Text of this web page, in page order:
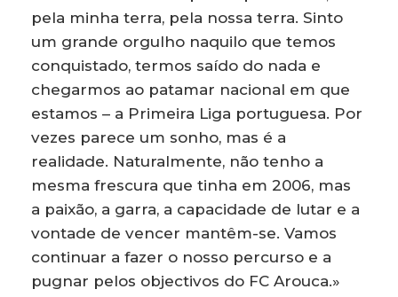
pela minha terra, pela nossa terra. Sinto
um grande orgulho naquilo que temos
conquistado, termos saído do nada e
chegarmos ao patamar nacional em que
estamos – a Primeira Liga portuguesa. Por
vezes parece um sonho, mas é a
realidade. Naturalmente, não tenho a
mesma frescura que tinha em 2006, mas
a paixão, a garra, a capacidade de lutar e a
vontade de vencer mantêm-se. Vamos
continuar a fazer o nosso percurso e a
pugnar pelos objectivos do FC Arouca.»